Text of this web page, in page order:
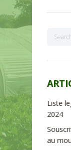
Liste
2024
au